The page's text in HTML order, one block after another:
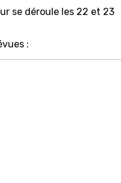
se déroule les 22 et 23
: